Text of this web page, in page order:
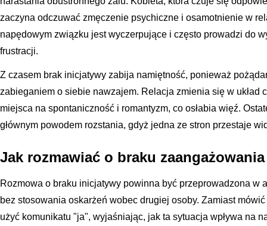
zaczyna odczuwać zmęczenie psychiczne i osamotnienie w
napędowym związku jest wyczerpujące i często prowadzi do
frustracji.
Z czasem brak inicjatywy zabija namiętność, ponieważ
zabieganiem o siebie nawzajem. Relacja zmienia się w układ
miejsca na spontaniczność i romantyzm, co osłabia więź.
głównym powodem rozstania, gdyż jedna ze stron przestaje
Jak rozmawiać o braku zaangażowania
Rozmowa o braku inicjatywy powinna być przeprowadzona w
bez stosowania oskarżeń wobec drugiej osoby. Zamiast
użyć komunikatu "ja", wyjaśniając, jak ta sytuacja wpływa na